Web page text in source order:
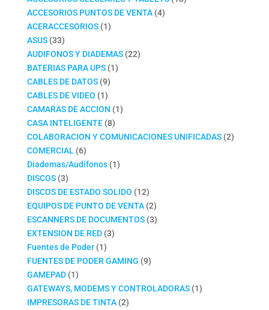
ACCESORIOS PUNTOS DE VENTA 44
ACERACCESORIOS 11
ASUS 3333
productos
AUDIFONOS Y DIADEMAS 2222
BATERIAS PARA UPS 11
CABLES DE DATOS 99
productos
CABLES DE VIDEO 11
producto
CAMARAS DE ACCION 11
CASA INTELIGENTE 88
productos
COLABORACION Y COMUNICACIONES UNIFICADAS 22
COMERCIAL 66
productos
Diademas/Audífonos 11
DISCOS 33
productos
DISCOS DE ESTADO SOLIDO 1212
productos
EQUIPOS DE PUNTO DE VENTA 22
productos
ESCANNERS DE DOCUMENTOS 33
EXTENSION DE RED 33
Fuentes de Poder 11
producto
FUENTES DE PODER GAMING 99
GAMEPAD 11
producto
GATEWAYS, MODEMS Y CONTROLADORAS 11
IMPRESORAS DE TINTA 22